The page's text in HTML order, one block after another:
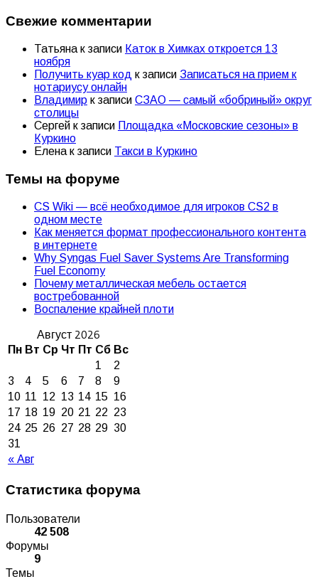
Свежие комментарии
Татьяна к записи Каток в Химках откроется 13
ноября
Получить куар код к записи Записаться на прием к
нотариусу онлайн
Владимир к записи СЗАО — самый «бобриный» округ
столицы
Сергей к записи Площадка «Московские сезоны» в
Куркино
Елена к записи Такси в Куркино
Темы на форуме
CS Wiki — всё необходимое для игроков CS2 в
одном месте
Как меняется формат профессионального контента
в интернете
Why Syngas Fuel Saver Systems Are Transforming
Fuel Economy
Почему металлическая мебель остается
востребованной
Воспаление крайней плоти
Август 2026
Пн Вт Ср Чт Пт Сб Вс
« Авг
1
2
3
4 5 6 7 8
9
10 11 12 13 14 15 16
17 18 19 20 21 22 23
24 25 26 27 28 29 30
31
Статистика форума
Пользователи
42 508
Форумы
9
Темы